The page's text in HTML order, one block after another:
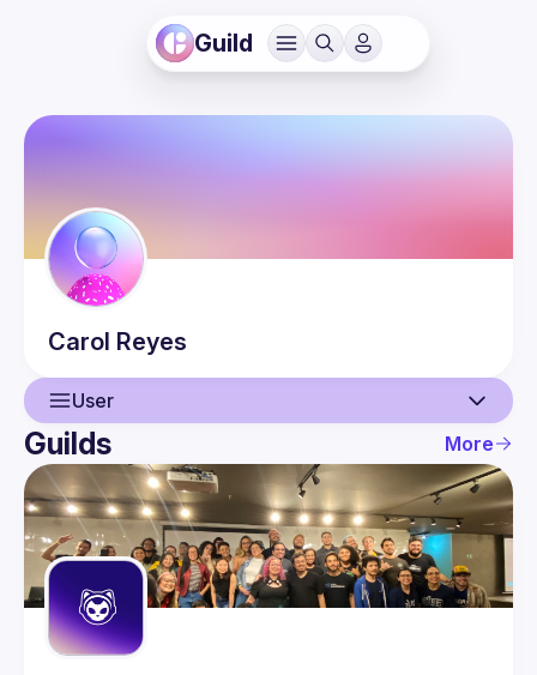
Guild
Carol Reyes
User
User
Events
Guilds
Guilds More